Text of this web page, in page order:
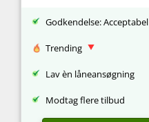
Godkendelse: Acceptabel
Trending
Lav èn låneansøgning
Modtag flere tilbud